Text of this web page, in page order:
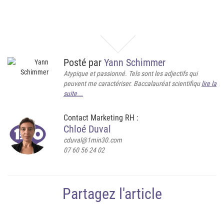
Posté par Yann Schimmer
Atypique et passionné. Tels sont les adjectifs qui
peuvent me caractériser. Baccalauréat scientifiqulire la
suite...
Contact Marketing RH :
Chloé Duval
cduval@1min30.com
07 60 56 24 02
Partagez l'article